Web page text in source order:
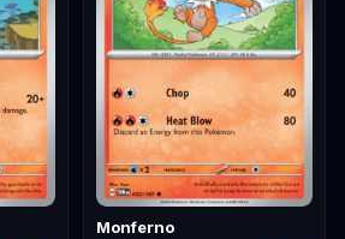
Monferno